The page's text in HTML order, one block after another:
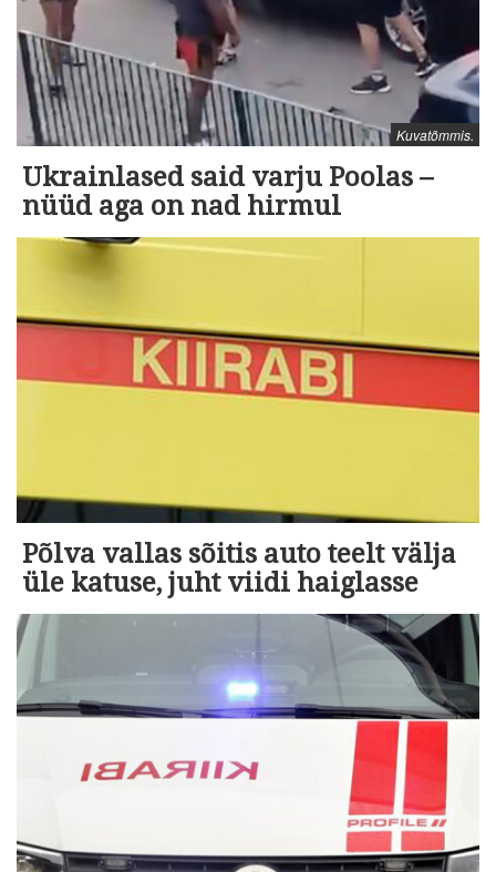
Kuvatõmmis.
Ukrainlased said varju Poolas –
nüüd aga on nad hirmul
Põlva vallas sõitis auto teelt välja
üle katuse, juht viidi haiglasse